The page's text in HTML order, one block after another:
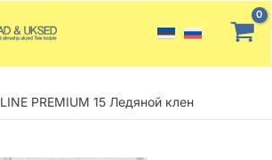
LINE PREMIUM 15 Ледяной клен